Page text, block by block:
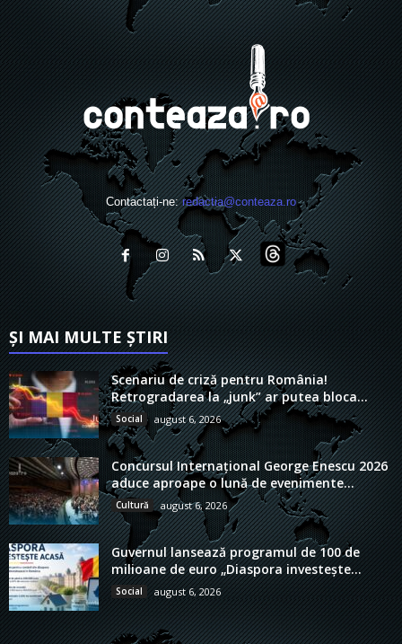
Contactați-ne:redactia@conteaza.ro
ȘI MAI MULTE ȘTIRI
Scenariu de criză pentru România!
Retrogradarea la „junk” ar putea bloca...
Social august 6, 2026
Concursul Internațional George Enescu 2026
aduce aproape o lună de evenimente...
Cultură august 6, 2026
Guvernul lansează programul de 100 de
milioane de euro „Diaspora investește...
Social august 6, 2026